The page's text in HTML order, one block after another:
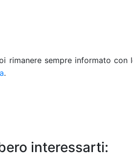
rimanere sempre informato con
.
interessarti: